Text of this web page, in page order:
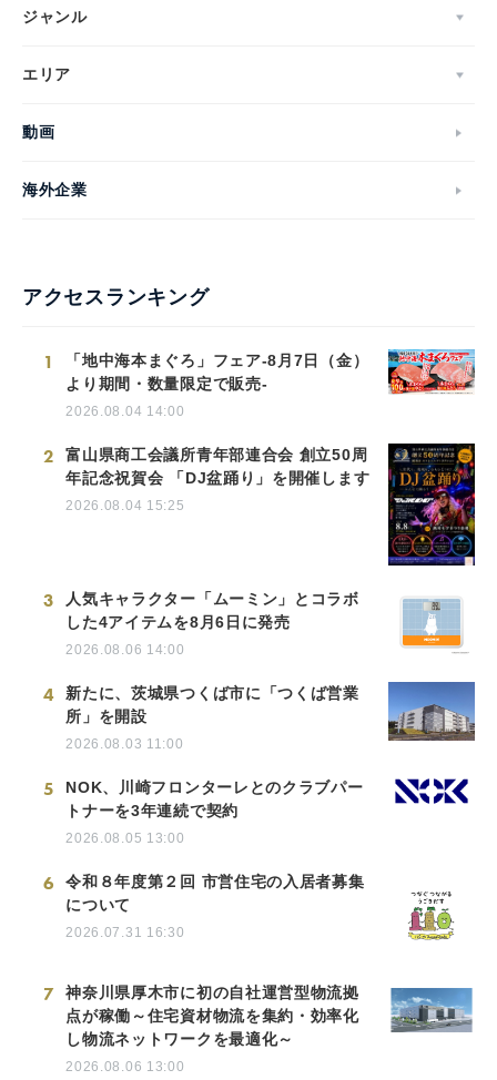
ジャンル
エリア
動画
海外企業
アクセスランキング
1
「地中海本まぐろ」フェア-8月7日（金）
より期間・数量限定で販売-
2026.08.04 14:00
2
富山県商工会議所青年部連合会 創立50周
年記念祝賀会 「DJ盆踊り」を開催します
2026.08.04 15:25
3
人気キャラクター「ムーミン」とコラボ
した4アイテムを8月6日に発売
2026.08.06 14:00
4
新たに、茨城県つくば市に「つくば営業
所」を開設
2026.08.03 11:00
5
NOK、川崎フロンターレとのクラブパー
トナーを3年連続で契約
2026.08.05 13:00
6
令和８年度第２回 市営住宅の入居者募集
について
2026.07.31 16:30
7
神奈川県厚木市に初の自社運営型物流拠
点が稼働～住宅資材物流を集約・効率化
し物流ネットワークを最適化～
2026.08.06 13:00